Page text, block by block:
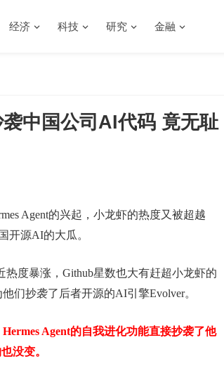
经济 科技 研究 金融
中国公司AI代码 竟无耻
Agent的兴起，小龙虾的热度又被超越
开源AI的大瓜。
热度暴涨，Github星数也大有赶超小龙虾的
们抄袭了后者开源的AI引擎Evolver。
Hermes Agent的自我进化功能直接抄袭了他
没变。